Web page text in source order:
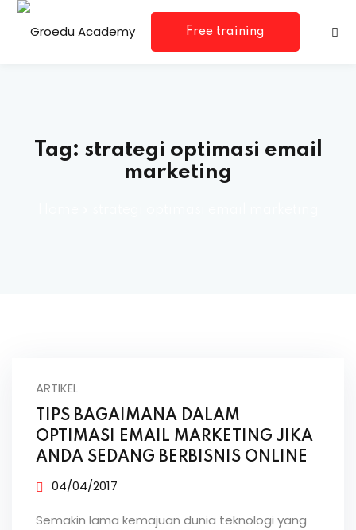
Free training
Tag: strategi optimasi email
marketing
ARTIKEL
TIPS BAGAIMANA DALAM
OPTIMASI EMAIL MARKETING JIKA
ANDA SEDANG BERBISNIS ONLINE
04/04/2017
Semakin lama kemajuan dunia teknologi yang